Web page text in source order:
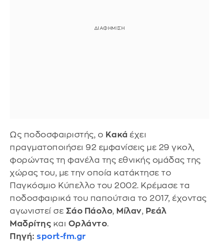
Ως ποδοσφαιριστής, ο Κακά έχει
πραγματοποιήσει 92 εμφανίσεις με 29 γκολ,
φορώντας τη φανέλα της εθνικής ομάδας της
χώρας του, με την οποία κατάκτησε το
Παγκόσμιο Κύπελλο του 2002. Κρέμασε τα
ποδοσφαιρικά του παπούτσια το 2017, έχοντας
αγωνιστεί σε Σάο Πάολο, Μίλαν, Ρεάλ
Μαδρίτης και Ορλάντο.
Πηγή: sport-fm.gr